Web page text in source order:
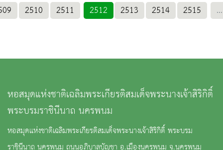
2510 2511 2512 2513 2514 2515 ...
หอสมุดแห่งชาติเฉลิมพระเกียรติสมเด็จพระนางเจ้าสิริกิติ์
พระบรมราชินีนาถ นครพนม
หอสมุดแห่งชาติเฉลิมพระเกียรติสมเด็จพระนางเจ้าสิริกิติ์ พระบรม